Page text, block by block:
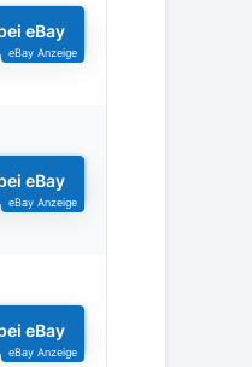
eBay
eBay
eBay